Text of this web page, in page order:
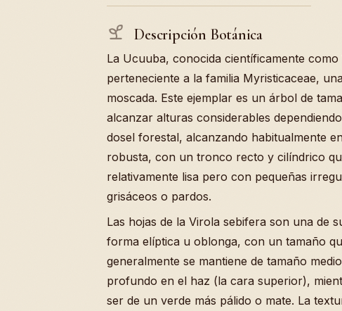
Descripción Botánica
La Ucuuba, conocida científicamente
perteneciente a la familia Myristicaceae,
moscada. Este ejemplar es un árbol de
alcanzar alturas considerables
dosel forestal, alcanzando habitualmente
robusta, con un tronco recto y cilíndrico
relativamente lisa pero con pequeñas
grisáceos o pardos.
Las hojas de la Virola sebifera son una de
forma elíptica u oblonga, con un tamaño
generalmente se mantiene de tamaño
profundo en el haz (la cara superior),
ser de un verde más pálido o mate. La